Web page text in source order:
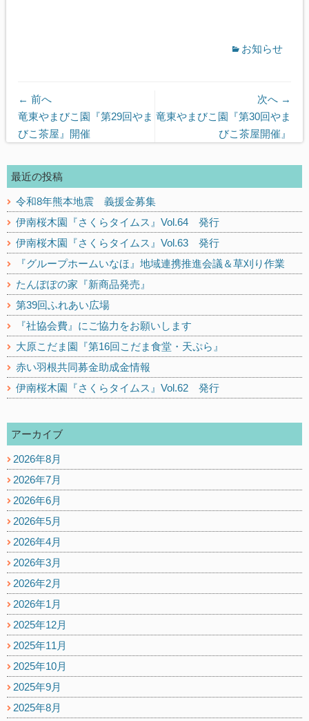
お知らせ
← 前へ
前
の
事:
竜東やまびこ園『第29回やま
びこ茶屋』開催
次へ →
次
事:
竜東やまびこ園『第30回やま
びこ茶屋開催』
最近の投稿
令和8年熊本地震 義援金募集
伊南桜木園『さくらタイムス』Vol.64 発行
伊南桜木園『さくらタイムス』Vol.63 発行
『グループホームいなほ』地域連携推進会議＆草刈り作業
たんぽぽの家『新商品発売』
第39回ふれあい広場
『社協会費』にご協力をお願いします
大原こだま園『第16回こだま食堂・天ぷら』
赤い羽根共同募金助成金情報
伊南桜木園『さくらタイムス』Vol.62 発行
アーカイブ
2026年8月
2026年7月
2026年6月
2026年5月
2026年4月
2026年3月
2026年2月
2026年1月
2025年12月
2025年11月
2025年10月
2025年9月
2025年8月